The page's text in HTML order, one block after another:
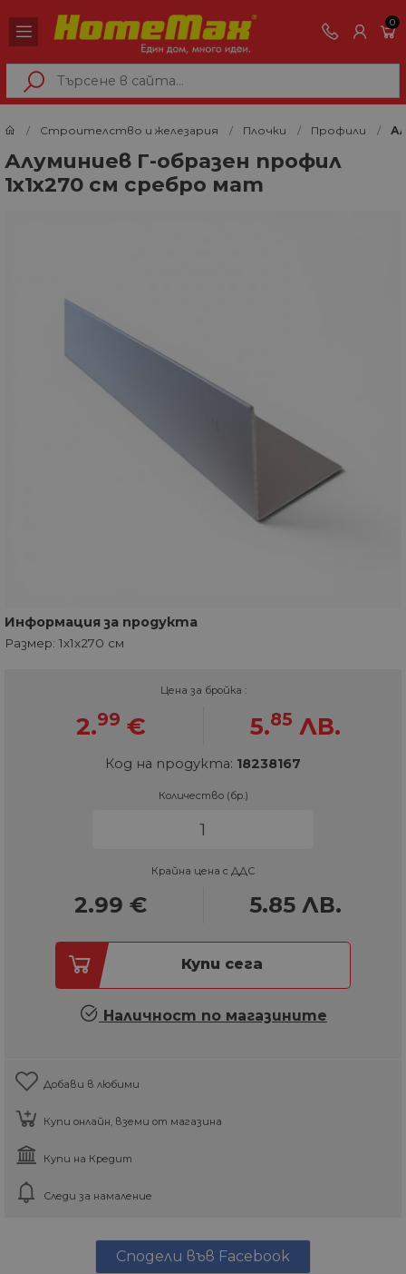
0
Строителство и железария Плочки Профили
Алуминиев Г-образен профил
1х1х270 см сребро мат
Информация за продукта
Размер: 1х1х270 см
Цена за бройка :
2.99 € 5.85 ЛВ.
Код на продукта: 18238167
Количество (бр.)
Крайна цена с ДДС
2.99 € 5.85 ЛВ.
Купи сега
Наличност по магазините
Добави в любими
Купи онлайн, вземи от магазина
Купи на Кредит
Следи за намаление
Сподели във Facebook